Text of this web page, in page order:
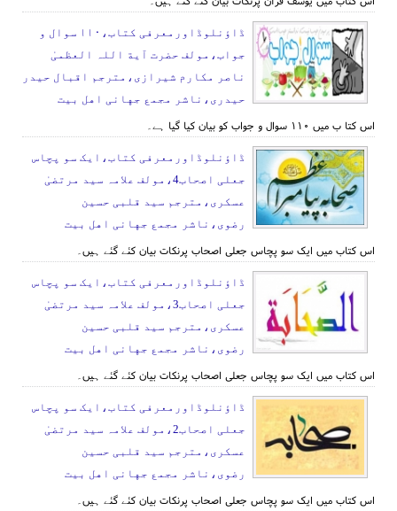
ڈاؤنلوڈاورمعرفی کتاب،١١٠ سوال و
جواب،مولف حضرت آیة اللہ العظمیٰ
ناصر مکارم شیرازی،مترجم اقبال حیدر
حیدری،ناشر مجمع جهانی اهل بیت
اس کتا ب میں ١١٠ سوال و جواب کو بیان کیا گیا ہے۔
ڈاؤنلوڈاورمعرفی کتاب،ایک سو پچاس
جعلی اصحاب4،مولف علامہ سید مرتضیٰ
عسکری،مترجم سید قلبی حسین
رضوی،ناشر مجمع جهانی اهل بیت
اس کتاب میں ایک سو پچاس جعلی اصحاب پرنکات بیان کئے گئے ہیں۔
ڈاؤنلوڈاورمعرفی کتاب،ایک سو پچاس
جعلی اصحاب3،مولف علامہ سید مرتضیٰ
عسکری،مترجم سید قلبی حسین
رضوی،ناشر مجمع جهانی اهل بیت
اس کتاب میں ایک سو پچاس جعلی اصحاب پرنکات بیان کئے گئے ہیں۔
ڈاؤنلوڈاورمعرفی کتاب،ایک سو پچاس
جعلی اصحاب2،مولف علامہ سید مرتضیٰ
عسکری،مترجم سید قلبی حسین
رضوی،ناشر مجمع جهانی اهل بیت
اس کتاب میں ایک سو پچاس جعلی اصحاب پرنکات بیان کئے گئے ہیں۔